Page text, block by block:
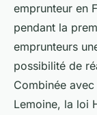
emprunteur en
pendant la
emprunteurs
possibilité de
Combinée
Lemoine, la loi